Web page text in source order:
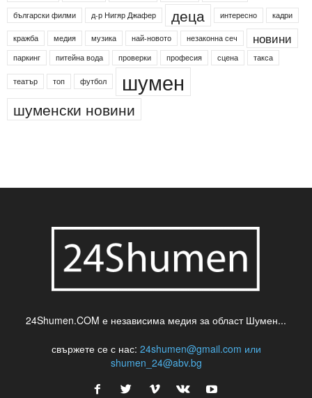
български филми
д-р Нигяр Джафер деца интересно кадри
кражба медия музика най-новото незаконна сеч новини
паркинг питейна вода проверки професия сцена такса
театър топ футбол шумен
шуменски новини
24Shumen.COM е независима медия за област Шумен...
свържете се с нас: 24shumen@gmail.com или
shumen_24@abv.bg